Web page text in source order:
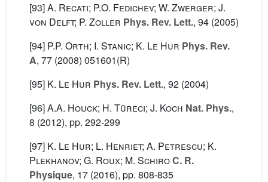
[93]A. Recati; P.O. Fedichev; W. Zwerger; J.
von Delft; P. Zoller Phys. Rev. Lett., 94 (2005)
[94] P.P. Orth; I. Stanic; K. Le Hur Phys. Rev.
A, 77 (2008) 051601(R)
[95] K. Le Hur Phys. Rev. Lett., 92 (2004)
[96]A.A. Houck; H. Türeci; J. Koch Nat. Phys.,
8 (2012), pp. 292-299
[97] K. Le Hur; L. Henriet; A. Petrescu; K.
Plekhanov; G. Roux; M. SchiroC. R.
Physique, 17 (2016), pp. 808-835